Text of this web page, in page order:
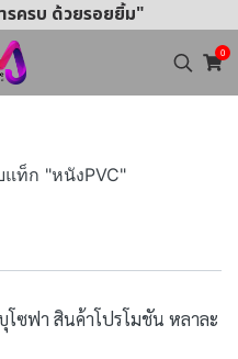
รครบ ด้วยรอยยิ้ม"
0
ท็ก "หนังPVC"
บุโซฟา สินค้าโปรโมชัน หลาละ